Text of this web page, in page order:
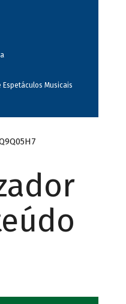
Espetáculos Musicais